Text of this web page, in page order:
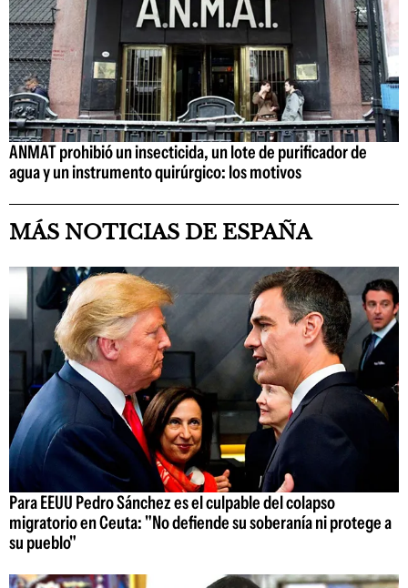
ANMAT prohibió un insecticida, un lote de purificador de
agua y un instrumento quirúrgico: los motivos
MÁS NOTICIAS DE ESPAÑA
Para EEUU Pedro Sánchez es el culpable del colapso
migratorio en Ceuta: "No defiende su soberanía ni protege a
su pueblo"